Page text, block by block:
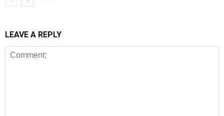
LEAVE A REPLY